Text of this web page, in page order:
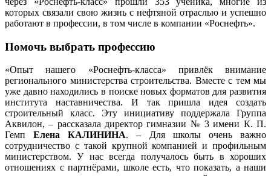
которых связали свою жизнь с нефтяной отраслью и успешно
работают в профессии, в том числе в компании «Роснефть».
Помочь выбрать профессию
«Опыт нашего «Роснефть-класса» привлёк внимание
регионального министерства строительства. Вместе с тем мы
уже давно находились в поиске новых форматов для развития
института наставничества. И так пришла идея создать
строительный класс. Эту инициативу поддержала Группа
Аквилон, – рассказала директор гимназии № 3 имени К. П.
ГемпЕлена КАЛИНИНА. – Для школы очень важно
сотрудничество с такой крупной компанией и профильным
министерством. У нас всегда получалось быть в хороших
отношениях с партнёрами, школе есть, что показать, а наши